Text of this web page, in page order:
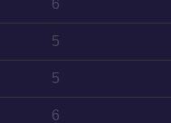
6
5
5
6